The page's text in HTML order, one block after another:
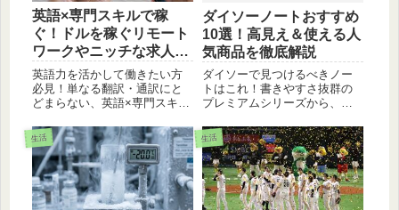
英語×専門スキルで稼
ぐ！ドルを稼ぐリモート
ワークやニッチな求人の
探し方
英語力を活かして働きたい方
必見！単なる翻訳・通訳にと
どまらない、英語×専門スキル
術、日本にいながら海外リモ
ート案件で稼ぐ方法など、意
外と知らない仕事探しのアイ
デアを5ステップで紹介しま
す。あなたのレベルに合った
最適解が見つかります。
ダイソーノートおすすめ
10選！高見え＆使える人
気商品を徹底解説
ダイソーで見つけるべきノー
トはこれ！書きやすさ抜群の
プレミアムシリーズから、お
タスク管理に便利なアイテム
まで。100均とは思えない高ク
オリティなノート10選をご紹
介します。
生活 生活